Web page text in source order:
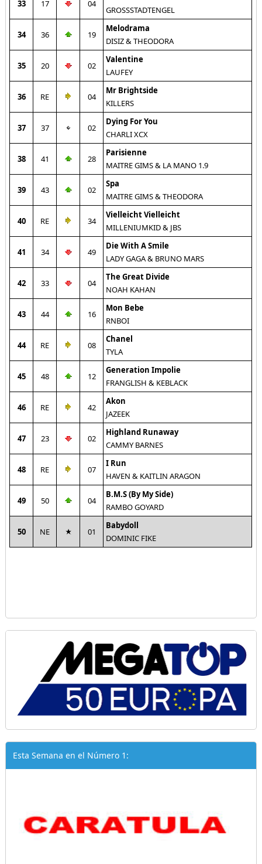
33 17 04
GROSSSTADTENGEL
34 36 19
Melodrama
DISIZ & THEODORA
35 20 02
Valentine
LAUFEY
36 RE 04
Mr Brightside
KILLERS
37 37 02
Dying For You
CHARLI XCX
38 41 28
Parisienne
MAITRE GIMS & LA MANO 1.9
39 43 02
Spa
MAITRE GIMS & THEODORA
40 RE 34
Vielleicht Vielleicht
MILLENIUMKID & JBS
41 34 49
Die With A Smile
LADY GAGA & BRUNO MARS
42 33 04
The Great Divide
NOAH KAHAN
43 44 16
Mon Bebe
RNBOI
44 RE 08
Chanel
TYLA
45 48 12
Generation Impolie
FRANGLISH & KEBLACK
46 RE 42
Akon
JAZEEK
47 23 02
Highland Runaway
CAMMY BARNES
48 RE 07
I Run
HAVEN & KAITLIN ARAGON
49 50 04
B.M.S (By My Side)
RAMBO GOYARD
50 NE 01
Babydoll
DOMINIC FIKE
Esta Semana en el Número 1: